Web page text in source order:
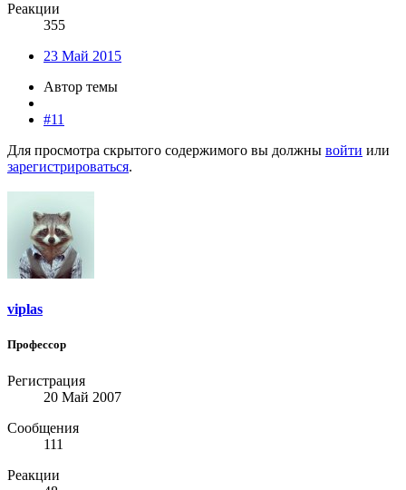
Реакции
355
23 Май 2015
Автор темы
#11
Для просмотра скрытого содержимого вы должны войти или
зарегистрироваться.
viplas
Профессор
Регистрация
20 Май 2007
Сообщения
111
Реакции